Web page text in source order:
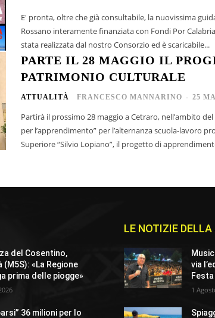
E' pronta, oltre che già consultabile, la nuovissima
Rossano interamente finanziata con Fondi Por Calabria FESR
stata realizzata dal nostro Consorzio ed è scaricabile...
PARTE IL 28 MAGGIO IL
PATRIMONIO CULTURALE
ATTUALITÀ FRANCESCO MANNARINO - 25
Partirà il prossimo 28 maggio a Cetraro, nell’ambito
per l’apprendimento” per l’alternanza scuola-lavoro
Superiore “Silvio Lopiano”, il progetto di
del Cosentino,
(M5S): «La Regione
prima delle piogge»
36 milioni per lo
LE NOTIZIE
via
Festa
1